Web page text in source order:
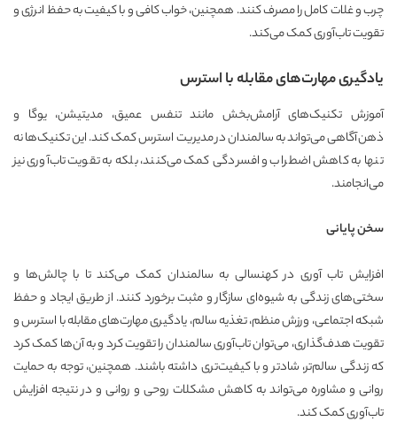
چرب و غلات کامل را مصرف کنند. همچنین، خواب کافی و با کیفیت به حفظ انرژی و
تقویت تاب‌آوری کمک می‌کند.
یادگیری مهارت‌های مقابله با استرس
آموزش تکنیک‌های آرامش‌بخش مانند تنفس عمیق، مدیتیشن، یوگا و
ذهن‌آگاهی می‌تواند به سالمندان در مدیریت استرس کمک کند. این تکنیک‌ها نه
تنها به کاهش اضطراب و افسردگی کمک می‌کنند، بلکه به تقویت تاب‌آوری نیز
می‌انجامند.
سخن پایانی
افزایش تاب ‌آوری در کهنسالی به سالمندان کمک می‌کند تا با چالش‌ها و
سختی‌های زندگی به شیوه‌ای سازگار و مثبت برخورد کنند. از طریق ایجاد و حفظ
شبکه اجتماعی، ورزش منظم، تغذیه سالم، یادگیری مهارت‌های مقابله با استرس و
تقویت هدف‌گذاری، می‌توان تاب‌آوری سالمندان را تقویت کرد و به آن‌ها کمک کرد
که زندگی سالم‌تر، شادتر و با کیفیت‌تری داشته باشند. همچنین، توجه به حمایت
روانی و مشاوره می‌تواند به کاهش مشکلات روحی و روانی و در نتیجه افزایش
تاب‌آوری کمک کند.